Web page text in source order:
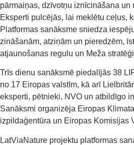
pārmaiņas, dzīvotņu iznīcināšana un
Eksperti pulcējās, lai meklētu ceļus,
Platformas sanāksme sniedza
zināšanām, atziņām un pieredzēm,
atjaunošanas regulu un Meža
Trīs dienu sanāksmē piedalījās 38
no 17 Eiropas valstīm, kā arī
eksperti, pētnieki, NVO un atbildīgo
Sanāksmi organizēja Eiropas
izpildaģentūra un Eiropas Komisijas
LatViaNature projektu platformas